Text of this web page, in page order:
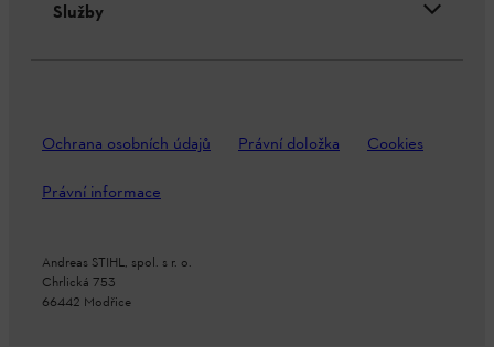
Služby
Ochrana osobních údajů Právní doložka Cookies
Právní informace
Andreas STIHL, spol. s r. o.
Chrlická 753
66442 Modřice